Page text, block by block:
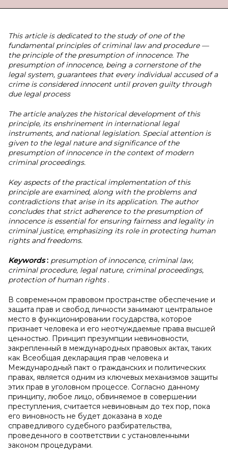
This article is dedicated to the study of one of the
fundamental principles of criminal law and procedure —
the principle of the presumption of innocence. The
presumption of innocence, being a cornerstone of the
legal system, guarantees that every individual accused of a
crime is considered innocent until proven guilty through
due legal process
The article analyzes the historical development of this
principle, its enshrinement in international legal
instruments, and national legislation. Special attention is
given to the legal nature and significance of the
presumption of innocence in the context of modern
criminal proceedings.
Key aspects of the practical implementation of this
principle are examined, along with the problems and
contradictions that arise in its application. The author
concludes that strict adherence to the presumption of
innocence is essential for ensuring fairness and legality in
criminal justice, emphasizing its role in protecting human
rights and freedoms.
Keywords: presumption of innocence, criminal law,
criminal procedure, legal nature, criminal proceedings,
protection of human rights .
В современном правовом пространстве обеспечение и
защита прав и свобод личности занимают центральное
место в функционировании государства, которое
признает человека и его неотчуждаемые права высшей
ценностью. Принцип презумпции невиновности,
закрепленный в международных правовых актах, таких
как Всеобщая декларация прав человека и
Международный пакт о гражданских и политических
правах, является одним из ключевых механизмов защиты
этих прав в уголовном процессе. Согласно данному
принципу, любое лицо, обвиняемое в совершении
преступления, считается невиновным до тех пор, пока
его виновность не будет доказана в ходе
справедливого судебного разбирательства,
проведенного в соответствии с установленными
законом процедурами.